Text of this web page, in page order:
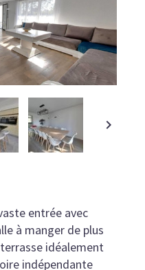
entrée avec
à manger de plus
idéalement
indépendante